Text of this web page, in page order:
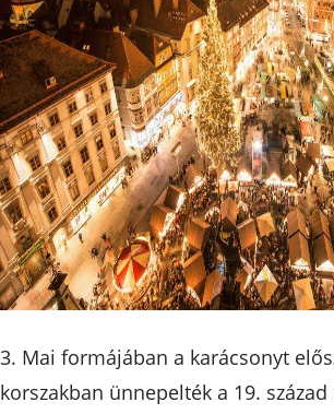
3. Mai formájában a karácsonyt
korszakban ünnepelték a 19.